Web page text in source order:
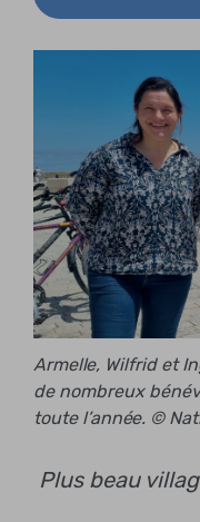
Armelle, Wilfrid et
de nombreux
toute l’année. ©
Plus beau